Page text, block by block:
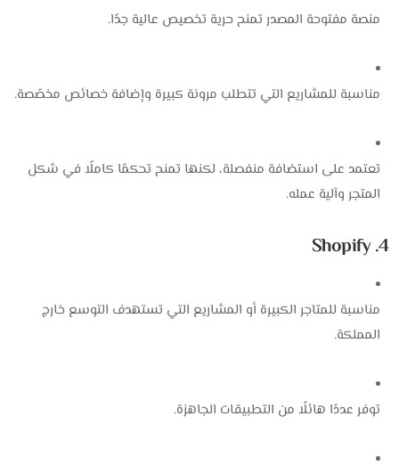
منصة مفتوحة المصدر تمنح حرية تخصيص عالية جدًا.
مناسبة للمشاريع التي تتطلب مرونة كبيرة وإضافة خصائص مخصّصة.
تعتمد على استضافة منفصلة، لكنها تمنح تحكمًا كاملًا في شكل
المتجر وآلية عمله.
4. Shopify
مناسبة للمتاجر الكبيرة أو المشاريع التي تستهدف التوسع خارج
المملكة.
توفر عددًا هائلًا من التطبيقات الجاهزة.